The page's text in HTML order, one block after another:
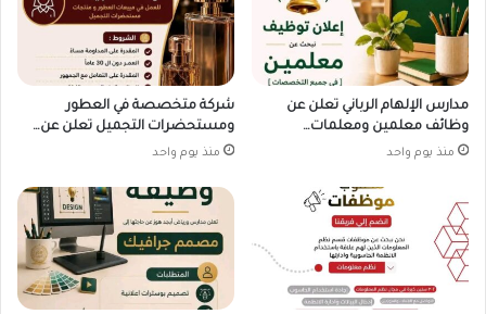
مدارس الإلهام الرباني تعلن عن
وظائف معلمين ومعلمات…
منذ يوم واحد
شركة متخصصة في العطور
ومستحضرات التجميل تعلن عن…
منذ يوم واحد